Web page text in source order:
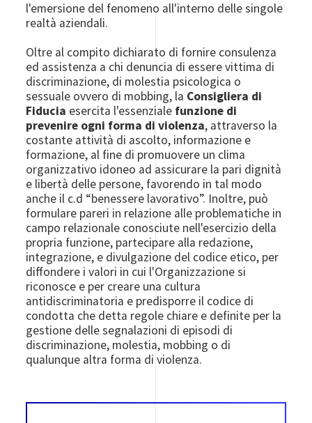
l'emersione del fenomeno all'interno delle singole
realtà aziendali.
Oltre al compito dichiarato di fornire consulenza
ed assistenza a chi denuncia di essere vittima di
discriminazione, di molestia psicologica o
sessuale ovvero di mobbing, la Consigliera di
Fiducia esercita l'essenziale funzione di
prevenire ogni forma di violenza, attraverso la
costante attività di ascolto, informazione e
formazione, al fine di promuovere un clima
organizzativo idoneo ad assicurare la pari dignità
e libertà delle persone, favorendo in tal modo
anche il c.d “benessere lavorativo”. Inoltre, può
formulare pareri in relazione alle problematiche in
campo relazionale conosciute nell'esercizio della
propria funzione, partecipare alla redazione,
integrazione, e divulgazione del codice etico, per
diffondere i valori in cui l'Organizzazione si
riconosce e per creare una cultura
antidiscriminatoria e predisporre il codice di
condotta che detta regole chiare e definite per la
gestione delle segnalazioni di episodi di
discriminazione, molestia, mobbing o di
qualunque altra forma di violenza.